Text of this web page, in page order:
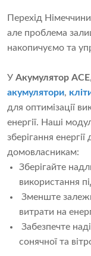
Перехід
але проблема
накопичуємо та
У Акумулятор ACE
акумулятори,
для оптимізації
енергії. Наші
зберігання
домовласникам:
Зберігайте
використання
Зменште
витрати на
Забезпечте
сонячної та